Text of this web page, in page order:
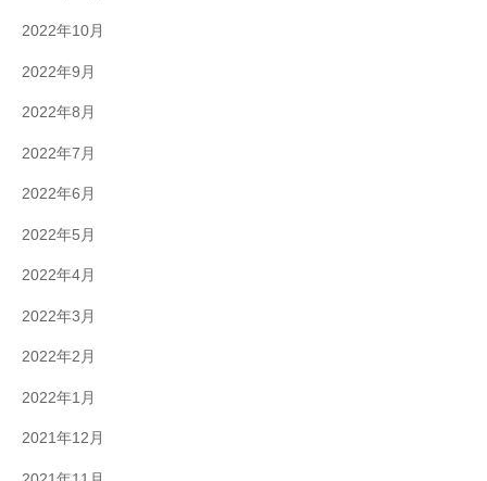
2022年10月
2022年9月
2022年8月
2022年7月
2022年6月
2022年5月
2022年4月
2022年3月
2022年2月
2022年1月
2021年12月